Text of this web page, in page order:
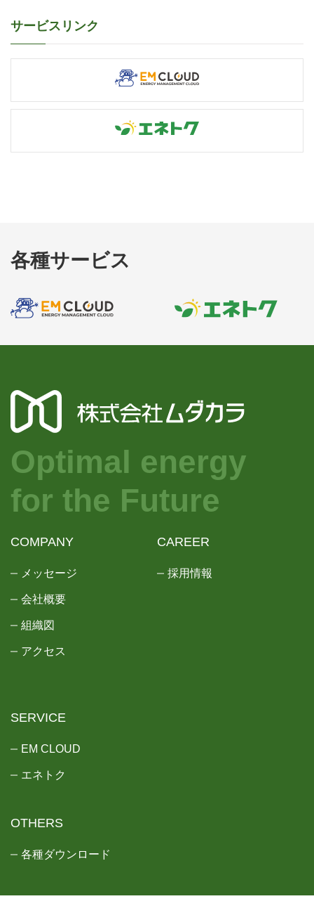
サービスリンク
各種サービス
Optimal energy
for the Future
COMPANY
メッセージ
会社概要
組織図
アクセス
CAREER
採用情報
SERVICE
EM CLOUD
エネトク
OTHERS
各種ダウンロード